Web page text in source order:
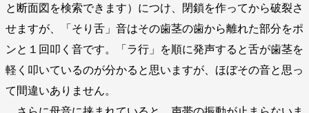
と断面図を検索できます）につけ、閉鎖を作ってから破裂さ
せますが、「そり舌」音はその歯茎の歯から離れた部分をポ
ンと１回叩く音です。「ラ行」を順に発声すると舌が歯茎を
軽く叩いているのが分かると思いますが、ほぼその音と思っ
て間違いありません。